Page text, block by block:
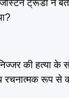
ट्रूडो ने
निज्जर की
रूप से